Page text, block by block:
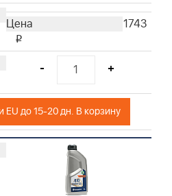
992377
271466
272403S
272444
272490S
1743
i
- +
Поставка из РФ или EU до 15-20 дн. В корзину